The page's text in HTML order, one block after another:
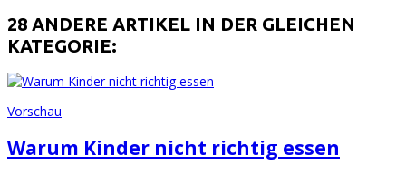
28 ANDERE ARTIKEL IN DER GLEICHEN
KATEGORIE:
Vorschau
Warum Kinder nicht richtig essen